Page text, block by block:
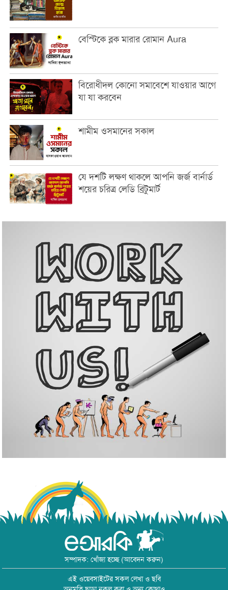
বেস্টিকে ব্লক মারার রোমান Aura
বিরোধীদল কোনো সমাবেশে যাওয়ার আগে
যা যা করবেন
শামীম ওসমানের সকাল
যে দশটি লক্ষণ থাকলে আপনি জর্জ বার্নার্ড
শয়ের চরিত্র লেডি ব্রিটুমার্ট
সম্পাদক: খোঁজা হচ্ছে (আবেদন করুন)
এই ওয়েবসাইটের সকল লেখা ও ছবি